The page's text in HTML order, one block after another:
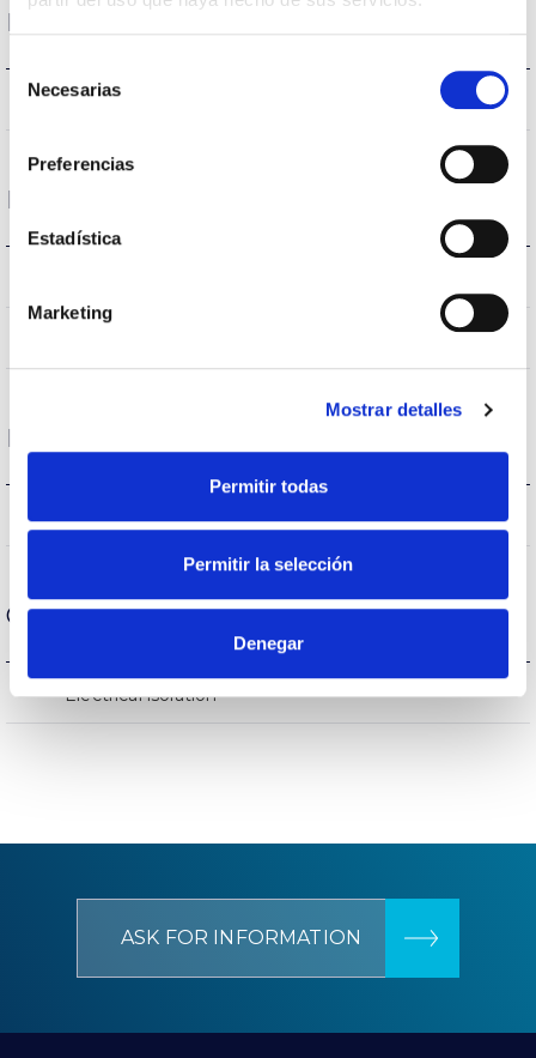
Selección
Necesarias
Preferencias
Estadística
Marketing
Mostrar detalles
Permitir todas
Permitir la selección
Denegar
Housing and Finish
IP Tightness index IP20
Life
Protections
Surges protection
General data
Electrical isolation CCIII
ASK FOR INFORMATION